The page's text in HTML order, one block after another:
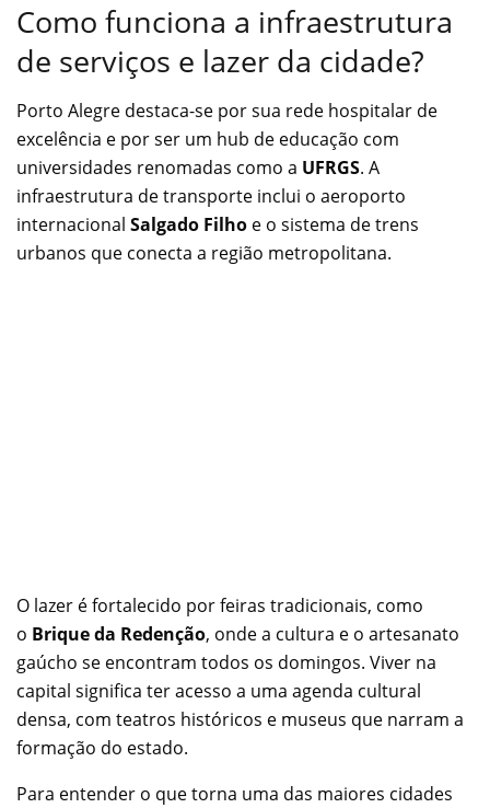
Como funciona a infraestrutura
de serviços e lazer da cidade?
Porto Alegre destaca-se por sua rede hospitalar de
excelência e por ser um hub de educação com
universidades renomadas como a UFRGS. A
infraestrutura de transporte inclui o aeroporto
internacional Salgado Filho e o sistema de trens
urbanos que conecta a região metropolitana.
O lazer é fortalecido por feiras tradicionais, como
o Brique da Redenção, onde a cultura e o artesanato
gaúcho se encontram todos os domingos. Viver na
capital significa ter acesso a uma agenda cultural
densa, com teatros históricos e museus que narram a
formação do estado.
Para entender o que torna uma das maiores cidades